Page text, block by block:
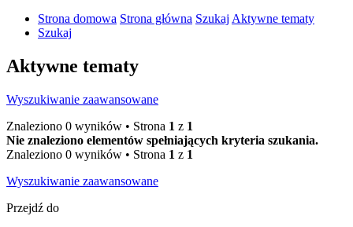
Strona domowa Strona główna Szukaj Aktywne tematy
Szukaj
Aktywne tematy
Wyszukiwanie zaawansowane
Znaleziono 0 wyników • Strona 1 z 1
Nie znaleziono elementów spełniających kryteria szukania.
Znaleziono 0 wyników • Strona 1 z 1
Wyszukiwanie zaawansowane
Przejdź do